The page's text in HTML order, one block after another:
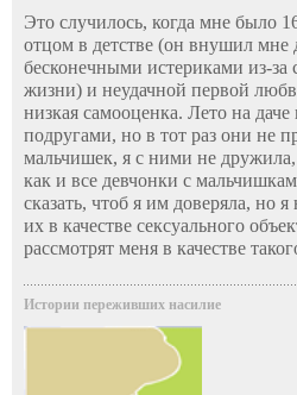
Это случилось, когда мне было
отцом в детстве (он внушил мне
бесконечными истериками из-за
жизни) и неудачной первой
низкая самооценка. Лето на
подругами, но в тот раз они не
мальчишек, я с ними не
как и все девчонки с
сказать, чтоб я им доверяла, но
их в качестве сексуального
рассмотрят меня в качестве
Истории переживших насилие